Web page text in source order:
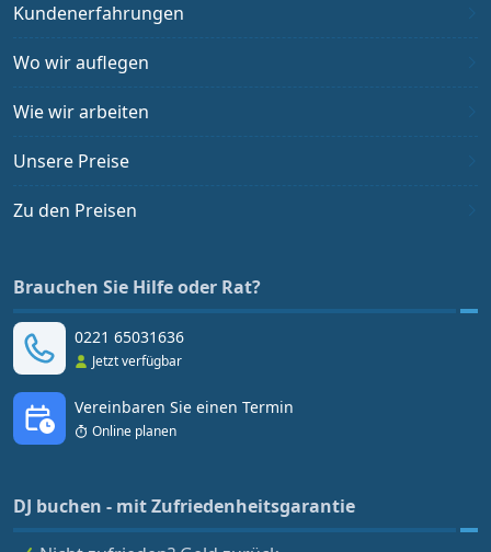
Kundenerfahrungen
Wo wir auflegen
Wie wir arbeiten
Unsere Preise
Zu den Preisen
Brauchen Sie Hilfe oder Rat?
0221 65031636
Jetzt verfügbar
Vereinbaren Sie einen Termin
Online planen
DJ buchen - mit Zufriedenheitsgarantie